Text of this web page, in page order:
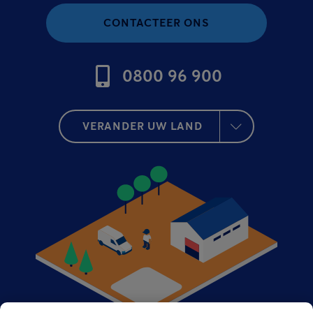
CONTACTEER ONS
0800 96 900
VERANDER UW LAND